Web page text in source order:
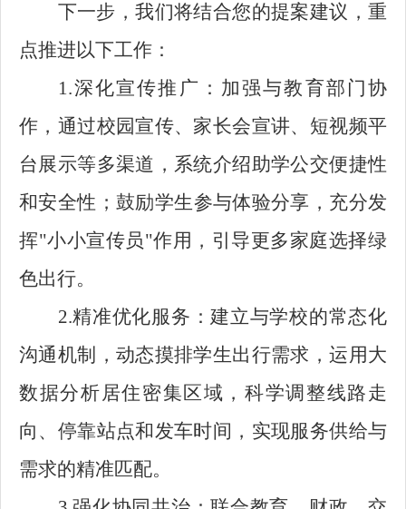
下一步，我们将结合您的提案建议，重
点推进以下工作：
1.深化宣传推广：加强与教育部门协
作，通过校园宣传、家长会宣讲、短视频平
台展示等多渠道，系统介绍助学公交便捷性
和安全性；鼓励学生参与体验分享，充分发
挥"小小宣传员"作用，引导更多家庭选择绿
色出行。
2.精准优化服务：建立与学校的常态化
沟通机制，动态摸排学生出行需求，运用大
数据分析居住密集区域，科学调整线路走
向、停靠站点和发车时间，实现服务供给与
需求的精准匹配。